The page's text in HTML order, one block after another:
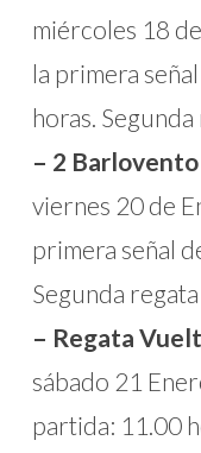
miércoles 18
la primera
horas.
– 2
viernes 20 de
primera señal
Segunda
– Regata
sábado 21
partida: 11.00